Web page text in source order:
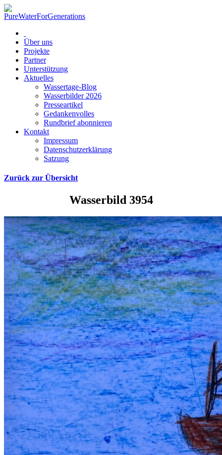
Über uns
Projekte
Partner
Unterstützung
Aktuelles
Wassertage-Blog
Wasserbilder 2026
Presseartikel
Gedankenvolles
Rundbrief abonnieren
Kontakt
Impressum
Datenschutzerklärung
Satzung
Zurück zur Übersicht
Wasserbild 3954